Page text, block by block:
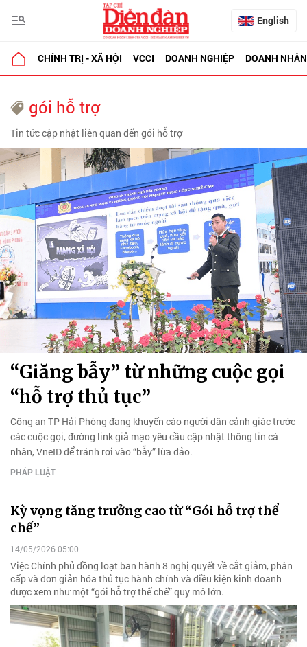
English
CHÍNH TRỊ - XÃ HỘI VCCI DOANH NGHIỆP DOANH NHÂN
gói hỗ trợ
Tin tức cập nhật liên quan đến gói hỗ trợ
“Giăng bẫy” từ những cuộc gọi
“hỗ trợ thủ tục”
Công an TP Hải Phòng đang khuyến cáo người dân cảnh giác trước
các cuộc gọi, đường link giả mạo yêu cầu cập nhật thông tin cá
nhân, VneID để tránh rơi vào “bẫy” lừa đảo.
PHÁP LUẬT
Kỳ vọng tăng trưởng cao từ “Gói hỗ trợ thể
chế”
14/05/2026 05:00
Việc Chính phủ đồng loạt ban hành 8 nghị quyết về cắt giảm, phân
cấp và đơn giản hóa thủ tục hành chính và điều kiện kinh doanh
được xem như một “gói hỗ trợ thể chế” quy mô lớn.